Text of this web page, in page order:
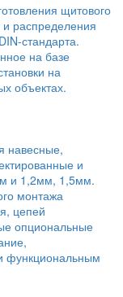
щитового
распределения
стандарта.
на базе
на
объектах.
навесные,
и
и 1,2мм, 1,5мм.
монтажа
цепей
опциональные
функциональным